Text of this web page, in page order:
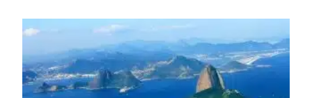
insumo, a sucata, devido, sobretudo, ao interesse chinês
pela matéria-prima.